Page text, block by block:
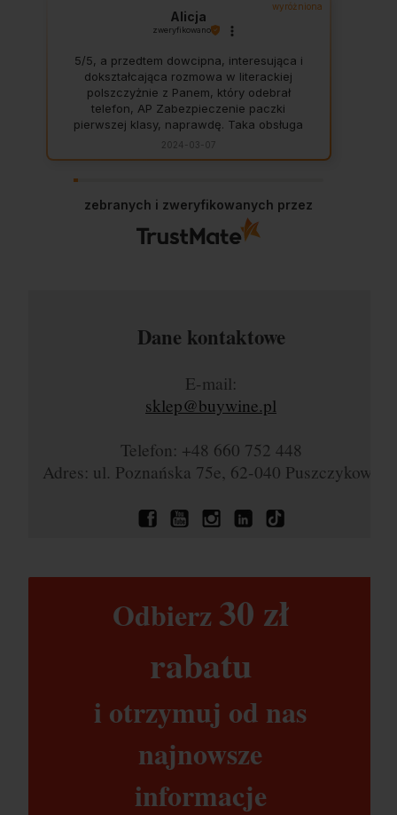
wyróżniona
Alicja
zweryfikowano
5/5, a przedtem dowcipna, interesująca i
dokształcająca rozmowa w literackiej
polszczyżnie z Panem, który odebrał
telefon, AP Zabezpieczenie paczki
pierwszej klasy, naprawdę. Taka obsługa
to skarb, dają z siebie 100 procent, aby
zadowolić klienta. Świetnie, na czas. Nigdy
2024-03-07
zebranych i zweryfikowanych przez
Dane kontaktowe
E-mail:
sklep@buywine.pl
Telefon: +48 660 752 448
Adres: ul. Poznańska 75e, 62-040 Puszczykowo
Odbierz 30 zł​
rabatu​
i otrzymuj od nas
najnowsze
informacje